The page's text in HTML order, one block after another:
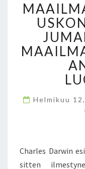
Helmikuu
Charles Darwin
sitten